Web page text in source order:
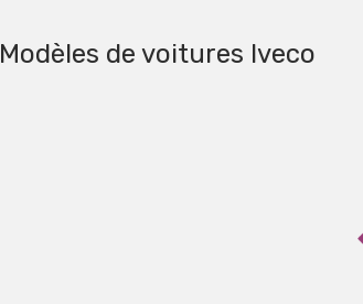
Modèles de voitures Iveco